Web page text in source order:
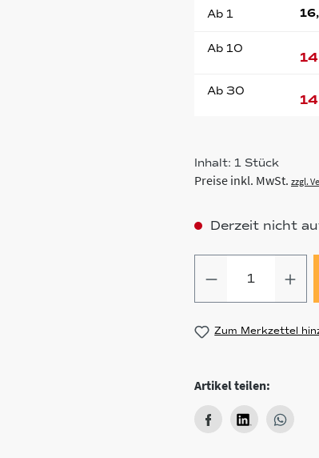
Ab 1
Ab 10
Ab 30
Inhalt: 1 Stück
Preise inkl. MwSt. zzgl.
Derzeit nicht
Produkt
Zum Merkzettel
Artikel teilen: